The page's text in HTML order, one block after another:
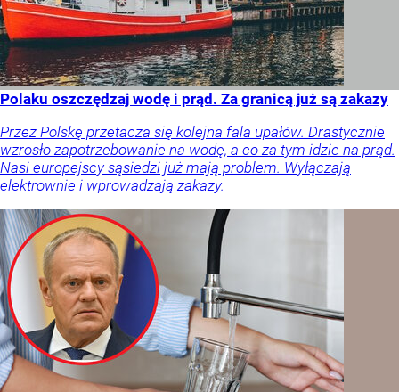
Polaku oszczędzaj wodę i prąd. Za granicą już są zakazy
Przez Polskę przetacza się kolejna fala upałów. Drastycznie
wzrosło zapotrzebowanie na wodę, a co za tym idzie na prąd.
Nasi europejscy sąsiedzi już mają problem. Wyłączają
elektrownie i wprowadzają zakazy.